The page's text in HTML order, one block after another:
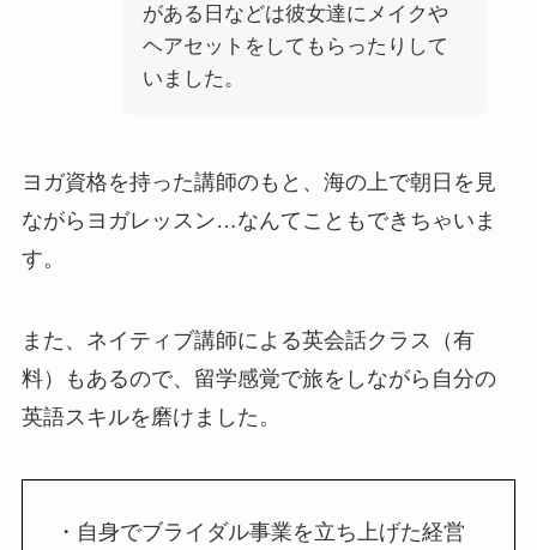
がある日などは彼女達にメイクや
ヘアセットをしてもらったりして
いました。
ヨガ資格を持った講師のもと、海の上で朝日を見
ながらヨガレッスン…なんてこともできちゃいま
す。
また、ネイティブ講師による英会話クラス（有
料）もあるので、留学感覚で旅をしながら自分の
英語スキルを磨けました。
・ 自身でブライダル事業を立ち上げた経営